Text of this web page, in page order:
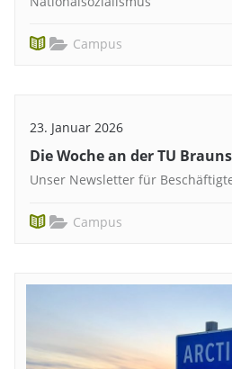
Campus
23. Januar 2026
Die Woche an der TU
Unser Newsletter für
Campus